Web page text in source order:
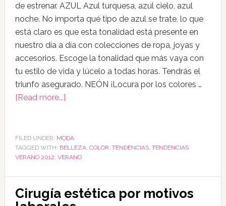
de estrenar. AZUL Azul turquesa, azul cielo, azul
noche. No importa qué tipo de azul se trate, lo que
está claro es que esta tonalidad está presente en
nuestro día a día con colecciones de ropa, joyas y
accesorios. Escoge la tonalidad que más vaya con
tu estilo de vida y lúcelo a todas horas. Tendrás el
triunfo asegurado. NEÓN ¡Locura por los colores …
[Read more...]
FILED UNDER: MODA
TAGGED WITH: BELLEZA, COLOR TENDENCIAS, TENDENCIAS
VERANO 2012 VERANO
Cirugía estética por motivos